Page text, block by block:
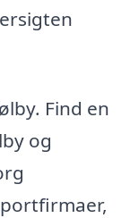
Find en
og